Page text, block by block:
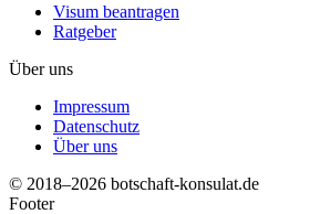
Visum beantragen
Ratgeber
Über uns
Impressum
Datenschutz
Über uns
© 2018–2026 botschaft-konsulat.de
Footer